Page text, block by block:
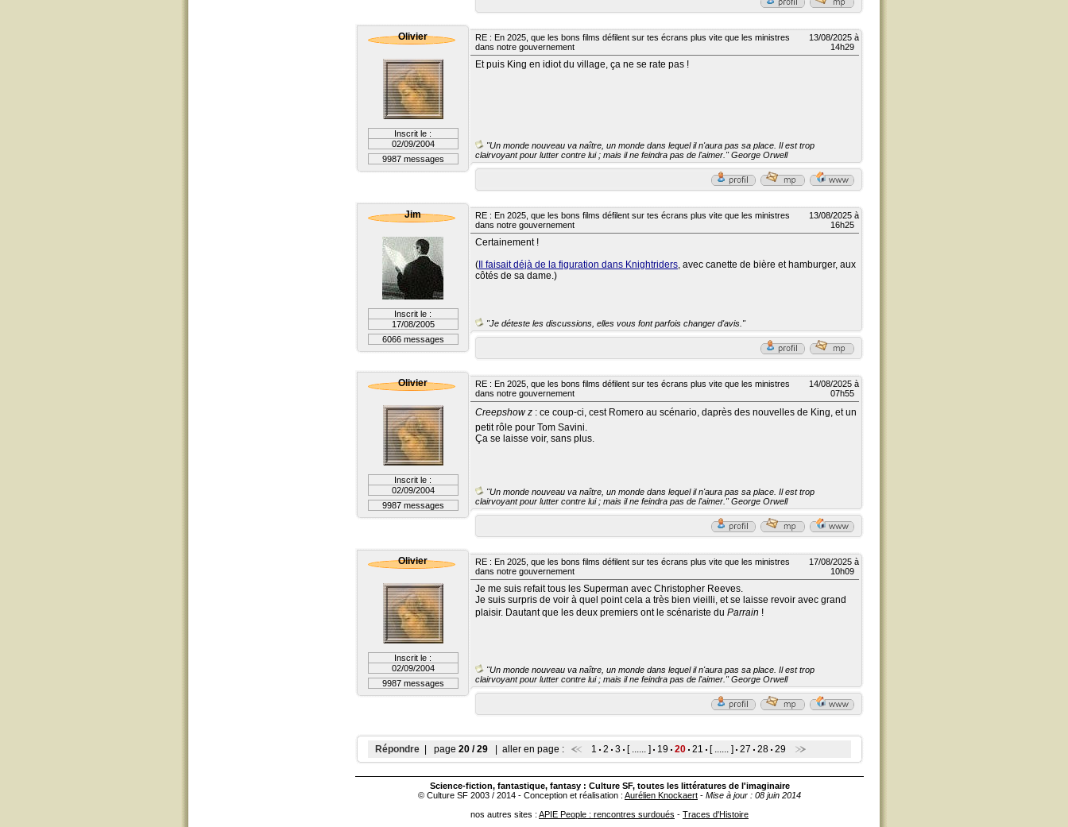
Olivier
Inscrit le :
02/09/2004
9987 messages
RE : En 2025, que les bons films défilent sur tes écrans plus vite que les ministres
dans notre gouvernement
13/08/2025 à
14h29
Et puis King en idiot du village, ça ne se rate pas !
"Un monde nouveau va naître, un monde dans lequel il n'aura pas sa place. Il est trop
clairvoyant pour lutter contre lui ; mais il ne feindra pas de l'aimer." George Orwell
Jim
Inscrit le :
17/08/2005
6066 messages
RE : En 2025, que les bons films défilent sur tes écrans plus vite que les ministres
dans notre gouvernement
13/08/2025 à
16h25
Certainement !
( Il faisait déjà de la figuration dans Knightriders, avec canette de bière et hamburger, aux
côtés de sa dame.)
"Je déteste les discussions, elles vous font parfois changer d'avis."
Olivier
Inscrit le :
02/09/2004
9987 messages
RE : En 2025, que les bons films défilent sur tes écrans plus vite que les ministres
dans notre gouvernement
14/08/2025 à
07h55
Creepshow z : ce coup-ci, cest Romero au scénario, daprès des nouvelles de King, et un
petit rôle pour Tom Savini.
Ça se laisse voir, sans plus.
"Un monde nouveau va naître, un monde dans lequel il n'aura pas sa place. Il est trop
clairvoyant pour lutter contre lui ; mais il ne feindra pas de l'aimer." George Orwell
Olivier
Inscrit le :
02/09/2004
9987 messages
RE : En 2025, que les bons films défilent sur tes écrans plus vite que les ministres
dans notre gouvernement
17/08/2025 à
10h09
Je me suis refait tous les Superman avec Christopher Reeves.
Je suis surpris de voir à quel point cela a très bien vieilli, et se laisse revoir avec grand
plaisir. Dautant que les deux premiers ont le scénariste du Parrain !
"Un monde nouveau va naître, un monde dans lequel il n'aura pas sa place. Il est trop
clairvoyant pour lutter contre lui ; mais il ne feindra pas de l'aimer." George Orwell
Répondre | page 20 / 29 | aller en page : 1 2 3 [ ...... ] 19 20 21 [ ...... ] 27 28 29
Science-fiction, fantastique, fantasy : Culture SF, toutes les littératures de l'imaginaire
© Culture SF 2003 / 2014 - Conception et réalisation : Aurélien Knockaert - Mise à jour : 08 juin 2014
nos autres sites : APIE People : rencontres surdoués - Traces d'Histoire